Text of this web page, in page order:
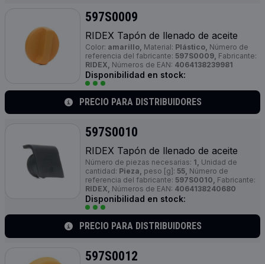
597S0009
RIDEX Tapón de llenado de aceite
Color: amarillo, Material: Plástico, Número de
referencia del fabricante: 597S0009, Fabricante:
RIDEX, Números de EAN: 4064138239981
Disponibilidad en stock:
PRECIO PARA DISTRIBUIDORES
597S0010
RIDEX Tapón de llenado de aceite
Número de piezas necesarias: 1, Unidad de
cantidad: Pieza, peso [g]: 55, Número de
referencia del fabricante: 597S0010, Fabricante:
RIDEX, Números de EAN: 4064138240680
Disponibilidad en stock:
PRECIO PARA DISTRIBUIDORES
597S0012